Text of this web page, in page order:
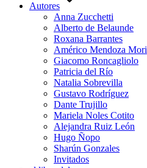
Autores
Anna Zucchetti
Alberto de Belaunde
Roxana Barrantes
Américo Mendoza Mori
Giacomo Roncagliolo
Patricia del Río
Natalia Sobrevilla
Gustavo Rodríguez
Dante Trujillo
Mariela Noles Cotito
Alejandra Ruiz León
Hugo Ñopo
Sharún Gonzales
Invitados